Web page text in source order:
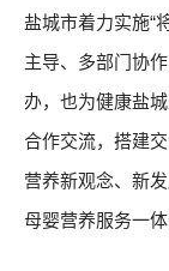
盐城市着力实施“
主导、多部门协
办，也为健康盐
合作交流，搭建
营养新观念、新
母婴营养服务一